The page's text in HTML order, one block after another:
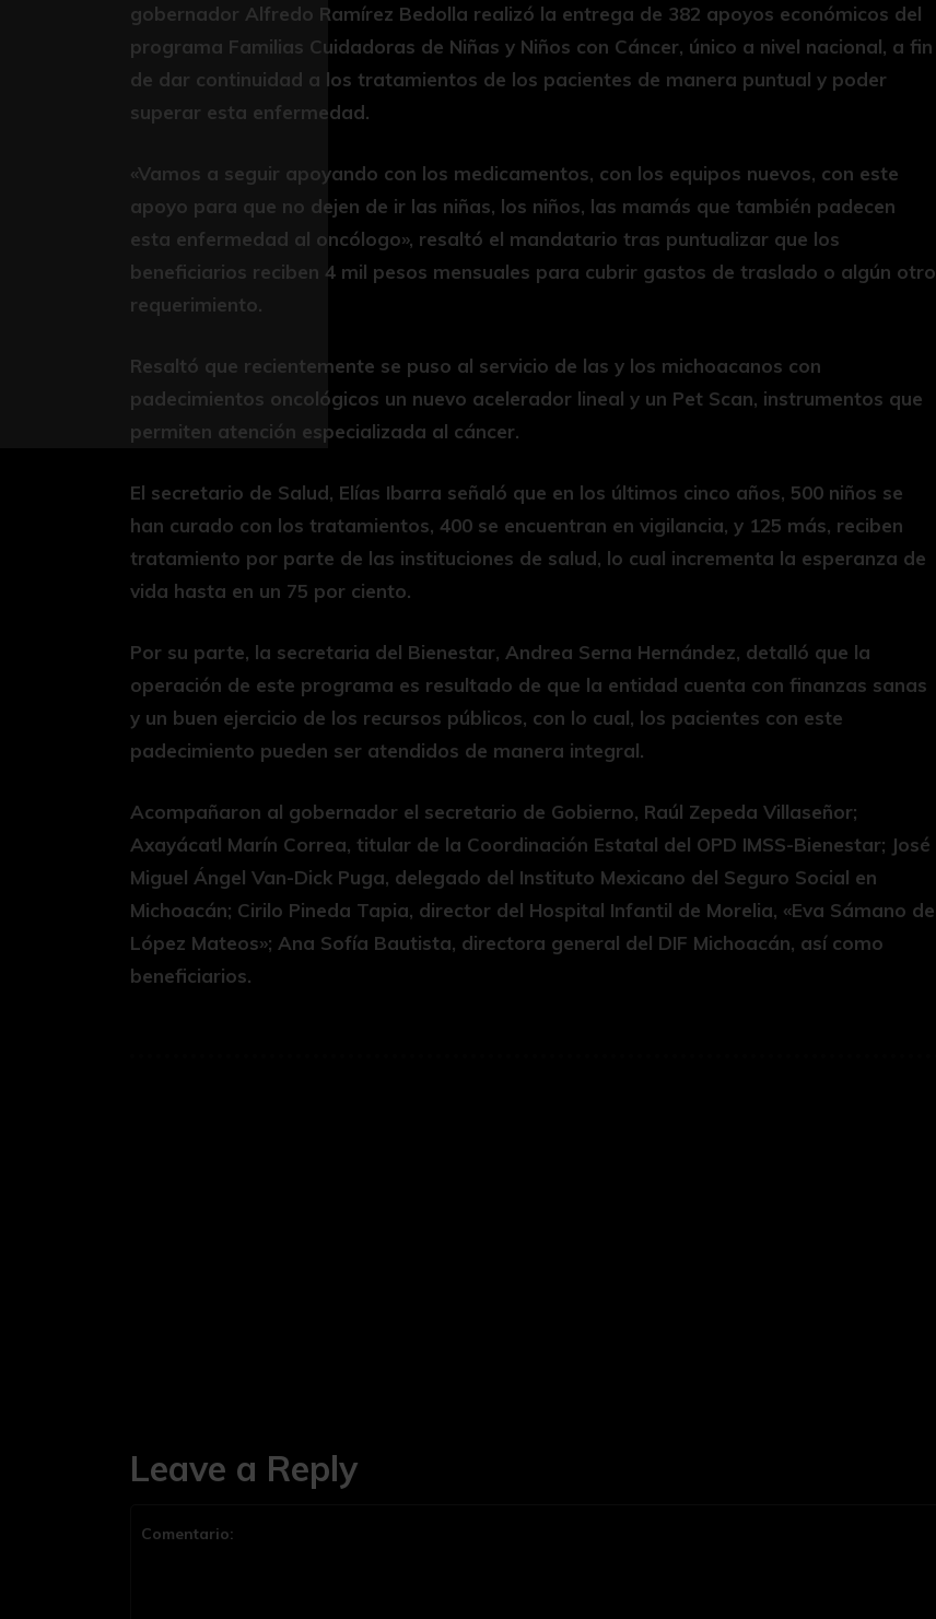
gobernador Alfredo Ramírez Bedolla realizó la entrega de 382 apoyos económicos del
programa Familias Cuidadoras de Niñas y Niños con Cáncer, único a nivel nacional, a fin
de dar continuidad a los tratamientos de los pacientes de manera puntual y poder
superar esta enfermedad.
«Vamos a seguir apoyando con los medicamentos, con los equipos nuevos, con este
apoyo para que no dejen de ir las niñas, los niños, las mamás que también padecen
esta enfermedad al oncólogo», resaltó el mandatario tras puntualizar que los
beneficiarios reciben 4 mil pesos mensuales para cubrir gastos de traslado o algún otro
requerimiento.
Resaltó que recientemente se puso al servicio de las y los michoacanos con
padecimientos oncológicos un nuevo acelerador lineal y un Pet Scan, instrumentos que
permiten atención especializada al cáncer.
El secretario de Salud, Elías Ibarra señaló que en los últimos cinco años, 500 niños se
han curado con los tratamientos, 400 se encuentran en vigilancia, y 125 más, reciben
tratamiento por parte de las instituciones de salud, lo cual incrementa la esperanza de
vida hasta en un 75 por ciento.
Por su parte, la secretaria del Bienestar, Andrea Serna Hernández, detalló que la
operación de este programa es resultado de que la entidad cuenta con finanzas sanas
y un buen ejercicio de los recursos públicos, con lo cual, los pacientes con este
padecimiento pueden ser atendidos de manera integral.
Acompañaron al gobernador el secretario de Gobierno, Raúl Zepeda Villaseñor;
Axayácatl Marín Correa, titular de la Coordinación Estatal del OPD IMSS-Bienestar; José
Miguel Ángel Van-Dick Puga, delegado del Instituto Mexicano del Seguro Social en
Michoacán; Cirilo Pineda Tapia, director del Hospital Infantil de Morelia, «Eva Sámano de
López Mateos»; Ana Sofía Bautista, directora general del DIF Michoacán, así como
beneficiarios.
Leave a Reply